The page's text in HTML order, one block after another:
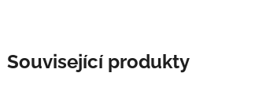
Související produkty